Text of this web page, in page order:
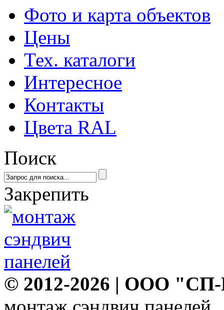
Фото и карта объектов
Цены
Тех. каталоги
Интересное
Контакты
Цвета RAL
Поиск
Закрепить
© 2012-2026 | ООО